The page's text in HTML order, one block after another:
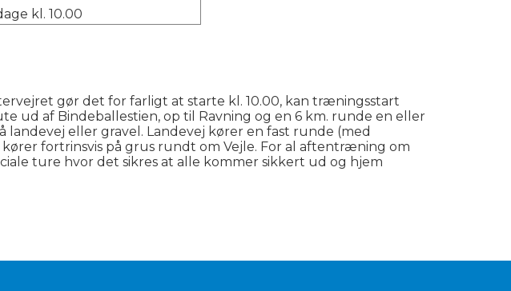
kl. 10.00
gør det for farligt at starte kl. 10.00, kan træningsstart
ud af Bindeballestien, op til Ravning og en 6 km. runde en eller
eller gravel. Landevej kører en fast runde (med
fortrinsvis på grus rundt om Vejle. For al aftentræning om
ture hvor det sikres at alle kommer sikkert ud og hjem